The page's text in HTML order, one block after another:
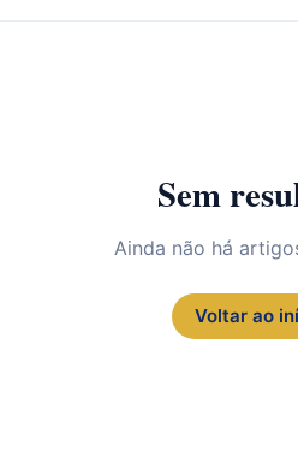
Sem
Ainda não há
Voltar ao